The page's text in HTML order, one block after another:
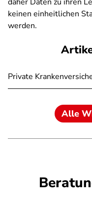
keinen einheitlichen
werden.
Private
Alle